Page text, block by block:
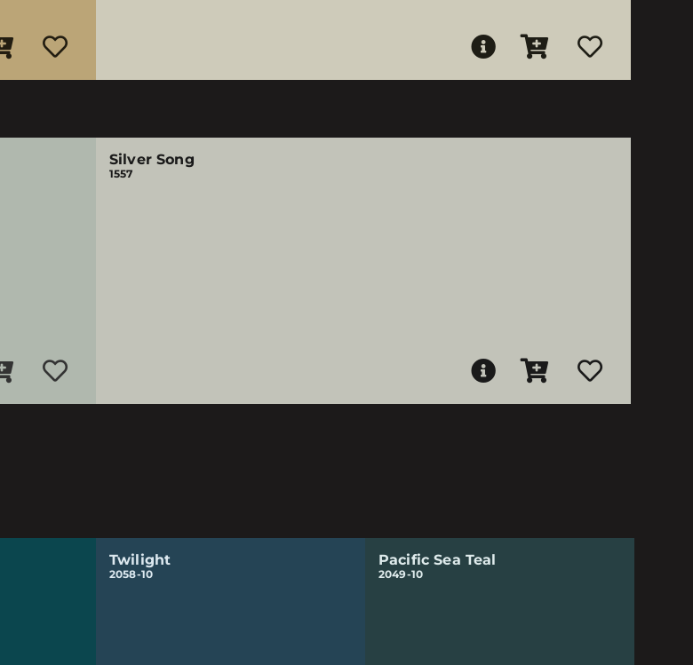
Silver Song
1557
Twilight
2058-10
Pacific Sea Teal
2049-10